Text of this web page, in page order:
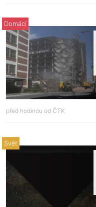
Domácí
před hodinou od ČTK
Svět